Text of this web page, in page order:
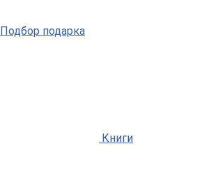
Подбор подарка
Книги